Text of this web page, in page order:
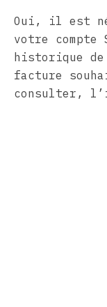
Oui, il est
votre compte
historique de
facture
consulter,